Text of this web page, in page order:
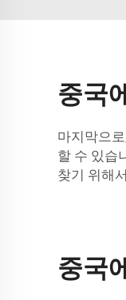
중국
마지막으
할 수 있습
찾기 위해
중국